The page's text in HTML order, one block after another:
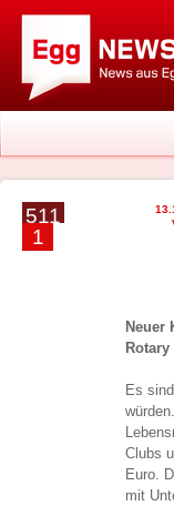
511
1
Neuer
Es
Clubs
Euro.
mit